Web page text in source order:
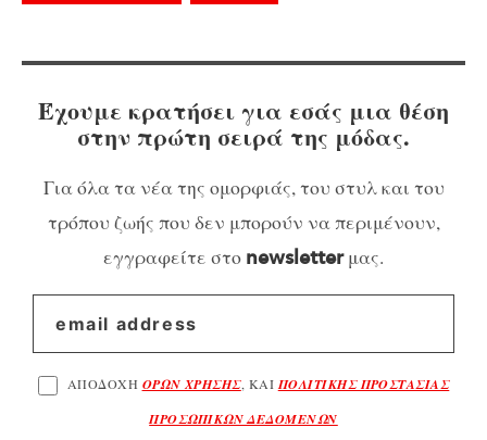
Έχουμε κρατήσει για εσάς μια θέση
στην πρώτη σειρά της μόδας.
Για όλα τα νέα της ομορφιάς, του στυλ και του
τρόπου ζωής που δεν μπορούν να περιμένουν,
εγγραφείτε στο newsletterμας.
ΑΠΟΔΟΧΗ ΟΡΩΝ ΧΡΗΣΗΣ, ΚΑΙ ΠΟΛΙΤΙΚΗΣ ΠΡΟΣΤΑΣΙΑΣ
ΠΡΟΣΩΠΙΚΩΝ ΔΕΔΟΜΕΝΩΝ